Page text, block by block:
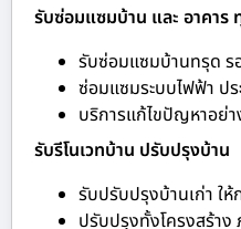
รับซ่อมแซมบ้าน และ อาคาร
รับซ่อมแซมบ้านทรุด ร
ซ่อมแซมระบบไฟฟ้า ป
บริการแก้ไขปัญหาอย่
รับรีโนเวทบ้าน ปรับปรุงบ้าน
รับปรับปรุงบ้านเก่า ใ
ปรับปรุงทั้งโครงสร้าง